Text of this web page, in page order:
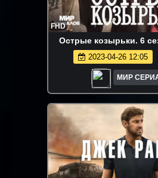
FHD
Острые козырьки. 6
2023-04-26 12:05
МИР